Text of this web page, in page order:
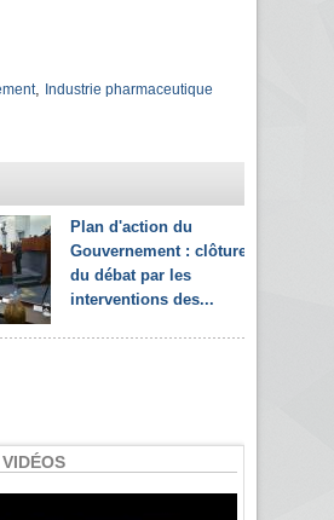
, Industrie pharmaceutique
Plan d'action du
Gouvernement : clôture
du débat par les
interventions des...